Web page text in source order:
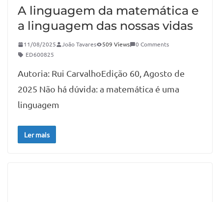
A linguagem da matemática e
a linguagem das nossas vidas
11/08/2025 João Tavares 509 Views
0 Comments
ED600825
Autoria: Rui CarvalhoEdição 60, Agosto de
2025 Não há dúvida: a matemática é uma
linguagem
Ler mais